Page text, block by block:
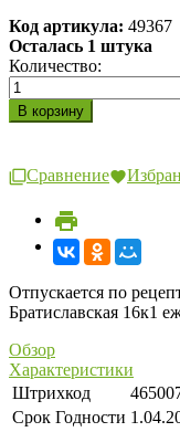
Код артикула: 49367
Осталась 1 штука
Количество:
Сравнение
Отпускается по
Братиславская 16к1
Обзор
Характеристики
Штрихкод
Срок Годности